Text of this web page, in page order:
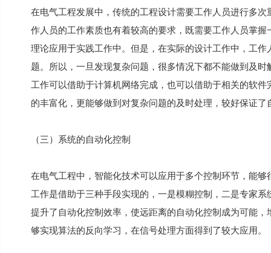
在电气工程发展中，传统的工程设计需要工作人员进行多
作人员的工作素质也有着较高的要求，既需要工作人员掌
理论应用于实践工作中。但是，在实际的设计工作中，工
题。所以，一旦发现复杂问题，很多情况下都不能做到及
工作可以借助于计算机网络完成，也可以借助于相关的软
的丰富化，更能够做到对复杂问题的及时处理，较好保证了
（三）系统的自动化控制
在电气工程中，智能化技术可以应用于多个控制环节，能
工作是借助于三种手段实现的，一是模糊控制，二是专家
提升了自动化控制效率，使远距离的自动化控制成为可能
够实现算法的反向学习，在信号处理方面得到了较大应用。